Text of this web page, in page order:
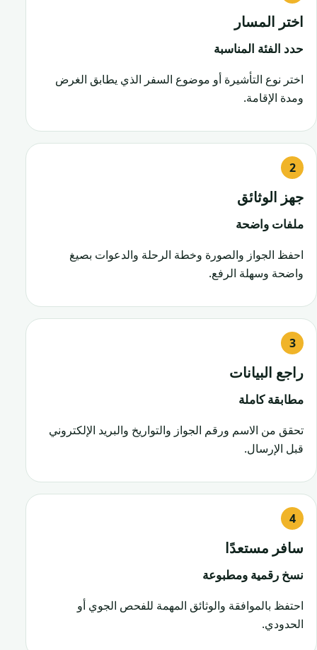
اختر المسار
حدد الفئة المناسبة
اختر نوع التأشيرة أو موضوع السفر الذي يطابق الغرض
ومدة الإقامة.
جهز الوثائق
ملفات واضحة
احفظ الجواز والصورة وخطة الرحلة والدعوات بصيغ
واضحة وسهلة الرفع.
راجع البيانات
مطابقة كاملة
تحقق من الاسم ورقم الجواز والتواريخ والبريد الإلكتروني
قبل الإرسال.
سافر مستعدًا
نسخ رقمية ومطبوعة
احتفظ بالموافقة والوثائق المهمة للفحص الجوي أو
الحدودي.